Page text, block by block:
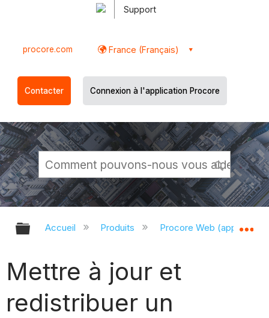
Support
procore.com France (Français)
Contacter Connexion à l'application Procore
Développer/réduire la hiérarchie
Accueil Produits Procore Web
Mettre à jour et
redistribuer un